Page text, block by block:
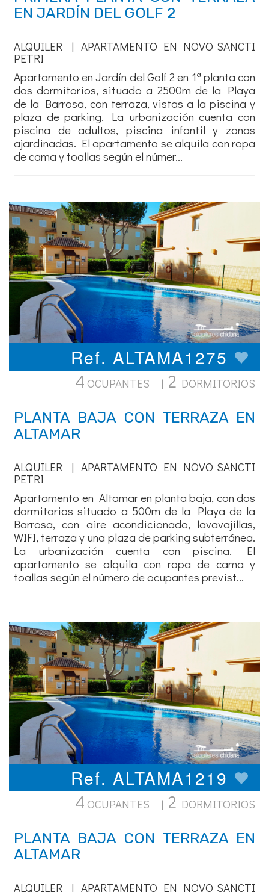
EN JARDÍN DEL GOLF 2
ALQUILER | APARTAMENTO EN NOVO SANCTI
PETRI
Apartamento en Jardín del Golf 2 en 1ª planta con
dos dormitorios, situado a 2500m de la Playa
de la Barrosa, con terraza, vistas a la piscina y
plaza de parking. La urbanización cuenta con
piscina de adultos, piscina infantil y zonas
ajardinadas. El apartamento se alquila con ropa
de cama y toallas según el númer...
Ref. ALTAMA1275
4 OCUPANTES | 2 DORMITORIOS
PLANTA BAJA CON TERRAZA EN
ALTAMAR
ALQUILER | APARTAMENTO EN NOVO SANCTI
PETRI
Apartamento en Altamar en planta baja, con dos
dormitorios situado a 500m de la Playa de la
Barrosa, con aire acondicionado, lavavajillas,
WIFI, terraza y una plaza de parking subterránea.
La urbanización cuenta con piscina. El
apartamento se alquila con ropa de cama y
toallas según el número de ocupantes previst...
Ref. ALTAMA1219
4 OCUPANTES | 2 DORMITORIOS
PLANTA BAJA CON TERRAZA EN
ALTAMAR
ALQUILER | APARTAMENTO EN NOVO SANCTI